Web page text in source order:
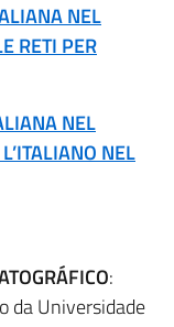
NEL
RETI PER
NEL
NEL
:
da Universidade